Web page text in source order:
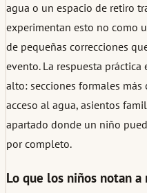
agua o un espacio de retiro
experimentan esto no como
de pequeñas correcciones
evento. La respuesta
alto: secciones formales
acceso al agua, asientos
apartado donde un niño
por completo.
Lo que los niños notan